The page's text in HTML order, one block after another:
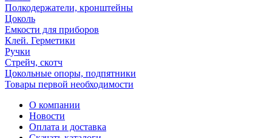
Полкодержатели, кронштейны
Цоколь
Емкости для приборов
Клей. Герметики
Ручки
Стрейч, скотч
Цокольные опоры, подпятники
Товары первой необходимости
О компании
Новости
Оплата и доставка